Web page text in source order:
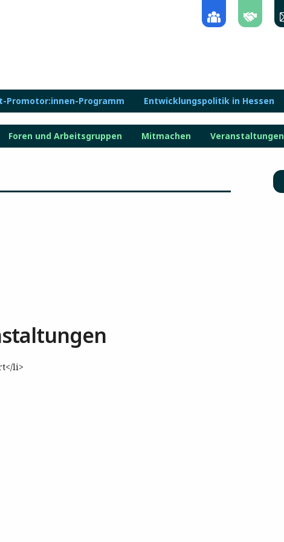
Promotor:innen-Programm Entwicklungspolitik in Hessen
Foren und Arbeitsgruppen Mitmachen Veranstaltungen
li>